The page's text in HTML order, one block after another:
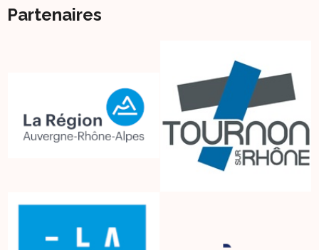
Partenaires